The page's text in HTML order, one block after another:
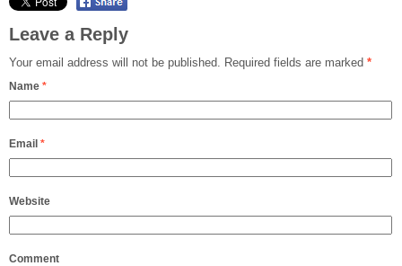
Leave a Reply
Your email address will not be published. Required fields are marked *
Name *
Email *
Website
Comment